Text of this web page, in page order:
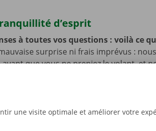
d’esprit
à toutes vos questions : voilà ce
surprise ni frais imprévus : nous
que vous ne preniez le volant, et
rencontre un problème
24 h/24 et 7 j/7 dans toute l’Europe.
!
une visite optimale et améliorer votre